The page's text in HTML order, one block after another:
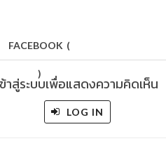
FACEBOOK (
)
าสู่ระบบเพื่อแสดงความคิดเห็น
LOG IN